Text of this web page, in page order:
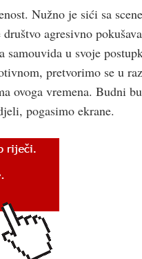
Nužno je sići sa
agresivno
u svoje
pretvorimo se u
ovoga vremena. Budni
pogasimo ekrane.